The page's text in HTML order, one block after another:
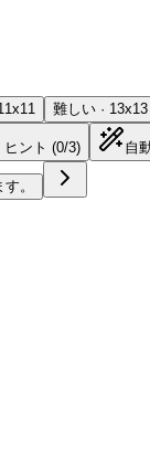
x11 難しい · 13x13
ヒント (0/3) 自
。